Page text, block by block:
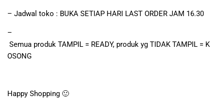
– Jadwal toko : BUKA SETIAP HARI LAST ORDER JAM 16.30
–
Semua produk TAMPIL = READY, produk yg TIDAK TAMPIL = K
OSONG
Happy Shopping 🙂